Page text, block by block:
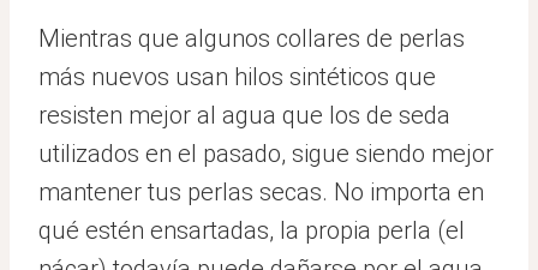
Mientras que algunos collares de perlas
más nuevos usan hilos sintéticos que
resisten mejor al agua que los de seda
utilizados en el pasado, sigue siendo mejor
mantener tus perlas secas. No importa en
qué estén ensartadas, la propia perla (el